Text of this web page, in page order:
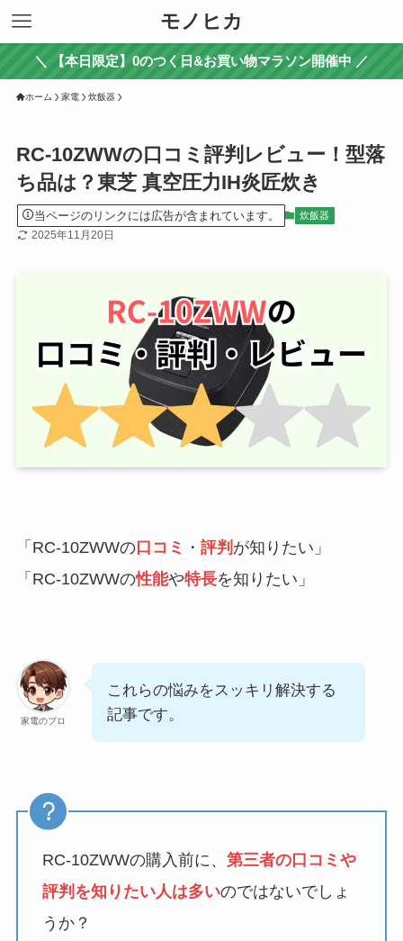
モノヒカ
＼ 【本日限定】0のつく日&お買い物マラソン開催中 ／
ホーム 家電 炊飯器
RC-10ZWWの口コミ評判レビュー！型落
ち品は？東芝 真空圧力IH炎匠炊き
当ページのリンクには広告が含まれています。 炊飯器
2025年11月20日
「RC-10ZWWの口コミ ・ 評判 が知りたい」
「RC-10ZWWの性能や特長を知りたい」
家電のプロ
これらの悩みをスッキリ解決する
記事です。
RC-10ZWWの購入前に、 第三者の口コミや
評判を知りたい人は多いのではないでしょ
うか？